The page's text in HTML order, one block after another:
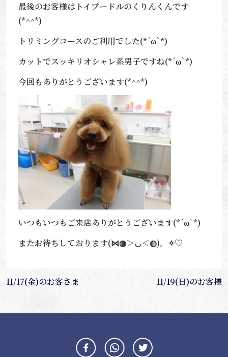
最後のお客様はトイプードルのくりんくんです
(*^^*)
トリミングコースのご利用でした(*´ω`*)
カットでスッキリオシャレ系男子ですね(*´ω`*)
今回もありがとうございます(*^^*)
いつもいつもご来店ありがとうございます(*´ω`*)
またお待ちしております(⋈◍＞◡＜◍)。✧♡
投
ビ
11/17(金)のお客さま 11/19(日)のお客様